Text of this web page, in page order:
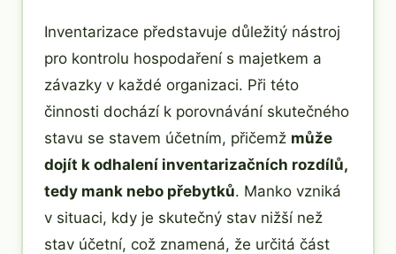
Inventarizace představuje důležitý nástroj
pro kontrolu hospodaření s majetkem a
závazky v každé organizaci. Při této
činnosti dochází k porovnávání skutečného
stavu se stavem účetním, přičemž může
dojít k odhalení inventarizačních rozdílů,
tedy mank nebo přebytků. Manko vzniká
v situaci, kdy je skutečný stav nižší než
stav účetní, což znamená, že určitá část